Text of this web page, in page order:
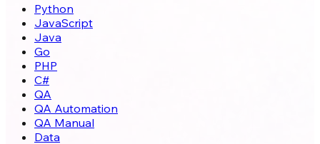
Python
JavaScript
Java
Go
PHP
C#
QA
QA Automation
QA Manual
Data